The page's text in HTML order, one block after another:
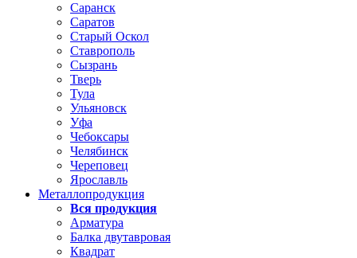
Саранск
Саратов
Старый Оскол
Ставрополь
Сызрань
Тверь
Тула
Ульяновск
Уфа
Чебоксары
Челябинск
Череповец
Ярославль
Металлопродукция
Вся продукция
Арматура
Балка двутавровая
Квадрат